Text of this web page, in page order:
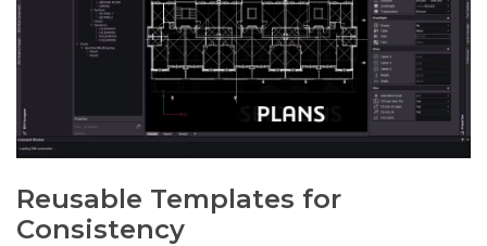
Reusable Templates for
Consistency